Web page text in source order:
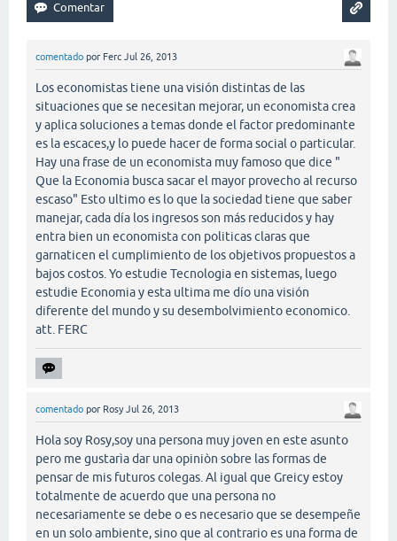
comentado por Ferc Jul 26, 2013
Los economistas tiene una visión distintas de las
situaciones que se necesitan mejorar, un economista crea
y aplica soluciones a temas donde el factor predominante
es la escaces,y lo puede hacer de forma social o particular.
Hay una frase de un economista muy famoso que dice "
Que la Economia busca sacar el mayor provecho al recurso
escaso" Esto ultimo es lo que la sociedad tiene que saber
manejar, cada día los ingresos son más reducidos y hay
entra bien un economista con politicas claras que
garnaticen el cumplimiento de los objetivos propuestos a
bajos costos. Yo estudie Tecnologia en sistemas, luego
estudie Economia y esta ultima me dío una visión
diferente del mundo y su desembolvimiento economico.
att. FERC
comentado por Rosy Jul 26, 2013
Hola soy Rosy,soy una persona muy joven en este asunto
pero me gustarìa dar una opiniòn sobre las formas de
pensar de mis futuros colegas. Al igual que Greicy estoy
totalmente de acuerdo que una persona no
necesariamente se debe o es necesario que se desempeñe
en un solo ambiente, sino que al contrario es una forma de